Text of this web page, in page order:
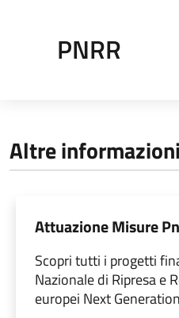
PNRR
Altre
Attuazione Misure
Scopri tutti i progetti
Nazionale di Ripresa e
europei Next